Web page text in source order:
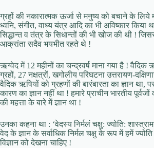
ग्रहों की नकारात्मक ऊर्जा से मनुष्य को बचाने के लिये
ध्वनि, संगीत, वाध्य यंत्र आदि का भी अविष्कार किया
सिद्धान्त व तंत्र के सिधान्तों की भी खोज की थी !
आक्रांता सदैव भयभीत रहते थे !
ऋग्वेद में 12 महीनों का चन्द्रवर्ष माना गया है ! वैदिक
ग्रहों, 27 नक्षत्रों, खगोलीय परिघटना उत्तरायण-
वैदिक ऋषियों को ग्रहणों की बारंबारता का ज्ञान था,
कारण का ज्ञान नहीं था ! हमारे प्राचीन भारतीय पूर्वजों
की महत्ता के बारे में ज्ञान था !
उनका कहना था : ‘वेदस्य निर्मलं चक्षु: ज्योति:
वेद के ज्ञान के सर्वाधिक निर्मल चक्षु के रूप में हमें
विज्ञान को देखना चाहिए !